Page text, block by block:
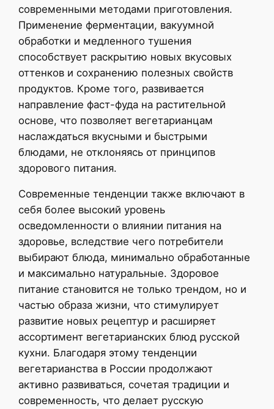
современными методами приготовления.
Применение ферментации, вакуумной
обработки и медленного тушения
способствует раскрытию новых вкусовых
оттенков и сохранению полезных свойств
продуктов. Кроме того, развивается
направление фаст-фуда на растительной
основе, что позволяет вегетарианцам
наслаждаться вкусными и быстрыми
блюдами, не отклоняясь от принципов
здорового питания.
Современные тенденции также включают в
себя более высокий уровень
осведомленности о влиянии питания на
здоровье, вследствие чего потребители
выбирают блюда, минимально обработанные
и максимально натуральные. Здоровое
питание становится не только трендом, но и
частью образа жизни, что стимулирует
развитие новых рецептур и расширяет
ассортимент вегетарианских блюд русской
кухни. Благодаря этому тенденции
вегетарианства в России продолжают
активно развиваться, сочетая традиции и
современность, что делает русскую